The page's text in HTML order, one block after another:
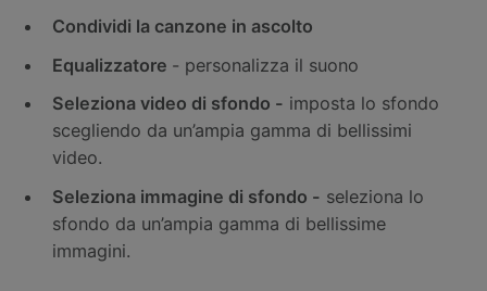
Condividi la canzone in ascolto
Equalizzatore - personalizza il suono
Seleziona video di sfondo - imposta lo sfondo
scegliendo da un’ampia gamma di bellissimi
video.
Seleziona immagine di sfondo - seleziona lo
sfondo da un’ampia gamma di bellissime
immagini.